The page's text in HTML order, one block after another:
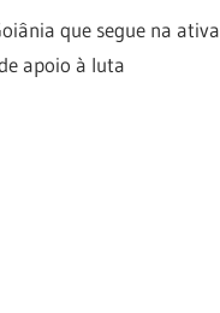
que segue na ativa
apoio à luta